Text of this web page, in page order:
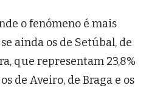
o fenómeno é mais
ainda os de Setúbal, de
que representam 23,8%
de Aveiro, de Braga e os